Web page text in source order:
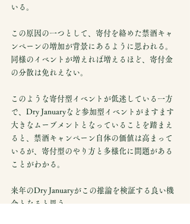
いる。
この原因の一つとして、寄付を絡めた禁酒キャ
ンペーンの増加が背景にあるように思われる。
同様のイベントが増えれば増えるほど、寄付金
の分散は免れえない。
このような寄付型イベントが低迷している一方
で、Dry Januaryなど参加型イベントがますます
大きなムーブメントとなっていることを踏まえ
ると、禁酒キャンペーン自体の価値は高まって
いるが、寄付型のやり方と多様化に問題がある
ことがわかる。
来年のDry Januaryがこの推論を検証する良い機
会となると思う。